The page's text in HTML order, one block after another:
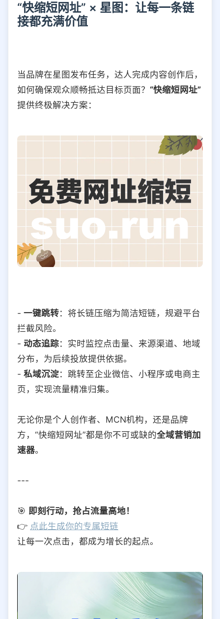
“快缩短网址” × 星图：让每一条链
接都充满价值
当品牌在星图发布任务，达人完成内容创作后，
如何确保观众顺畅抵达目标页面？ “快缩短网址”
提供终极解决方案：
- 一键跳转：将长链压缩为简洁短链，规避平台
拦截风险。
- 动态追踪：实时监控点击量、来源渠道、地域
分布，为后续投放提供依据。
- 私域沉淀：跳转至企业微信、小程序或电商主
页，实现流量精准归集。
无论你是个人创作者、MCN机构，还是品牌
方，“快缩短网址”都是你不可或缺的全域营销加
速器。
---
🎯 即刻行动，抢占流量高地！
👉 点此生成你的专属短链
让每一次点击，都成为增长的起点。